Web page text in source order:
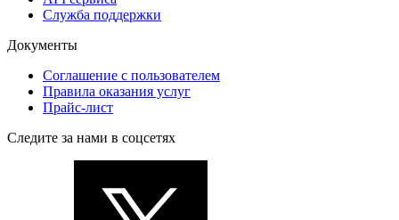
Служба поддержки
Документы
Соглашение с пользователем
Правила оказания услуг
Прайс-лист
Следите за нами в соцсетях